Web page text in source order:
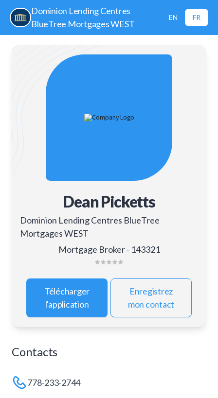
Dominion Lending Centres
BlueTree Mortgages WEST
EN FR
Dean Picketts
Dominion Lending Centres BlueTree
Mortgages WEST
Mortgage Broker - 143321
Télécharger
l'application
Enregistrez
mon contact
Contacts
778-233-2744